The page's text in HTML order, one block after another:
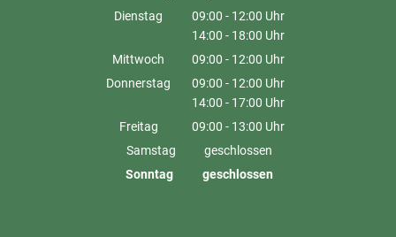
Dienstag
09:00 - 12:00 Uhr
Von 09:00 bis 12:00 Uhr
14:00 - 18:00 Uhr
Von 14:00 bis 18:00 Uhr
Mittwoch 09:00 - 12:00 Uhr
Von 09:00 bis 12:00 Uhr
Donnerstag 09:00 - 12:00 Uhr
Von 09:00 bis 12:00 Uhr
14:00 - 17:00 Uhr
Von 14:00 bis 17:00 Uhr
Freitag 09:00 - 13:00 Uhr
Von 09:00 bis 13:00 Uhr
Samstag
geschlossen
Sonntag
geschlossen